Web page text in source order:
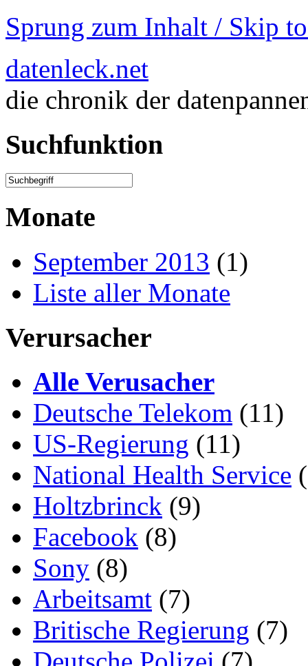
Sprung zum Inhalt / Skip
datenleck.net
die chronik der
Suchfunktion
Monate
September 2013 (1)
Liste aller Monate
Verursacher
Alle Verusacher
Deutsche Telekom (11)
US-Regierung (11)
National Health Service
Holtzbrinck (9)
Facebook (8)
Sony (8)
Arbeitsamt (7)
Britische Regierung (7)